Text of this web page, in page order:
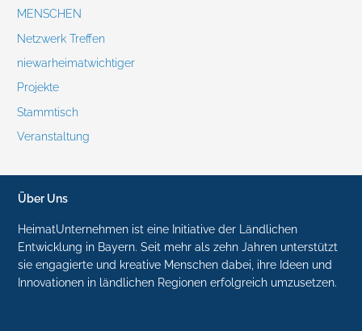
MENSCHEN
Netzwerk Treffen
niewarheimatwichtiger
Projekte
Stammtisch
Veranstaltung
Über Uns
HeimatUnternehmen ist eine Initiative der Ländlichen
Entwicklung in Bayern. Seit mehr als zehn Jahren unterstützt
sie engagierte und kreative Menschen dabei, ihre Ideen und
Innovationen in ländlichen Regionen erfolgreich umzusetzen.